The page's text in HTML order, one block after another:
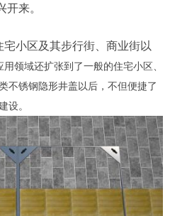
来。
小区及其步行街、商业街以
用领域还扩张到了一般的住宅小区、
不锈钢隐形井盖以后，不但便捷了
设。